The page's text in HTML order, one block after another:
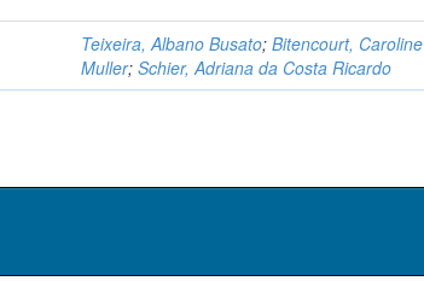
Teixeira, Albano Busato;Bitencourt, Caroline
Muller;Schier, Adriana da Costa Ricardo